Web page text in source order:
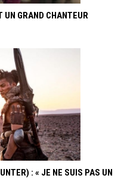
GRAND CHANTEUR
: « JE NE SUIS PAS UN